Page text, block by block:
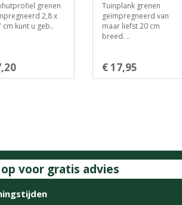
grenen
2,8 x
cm kunt u geb..
Tuinplank grenen
geïmpregneerd van
maar liefst 20 cm
breed. ..
€ 17,95
voor gratis advies